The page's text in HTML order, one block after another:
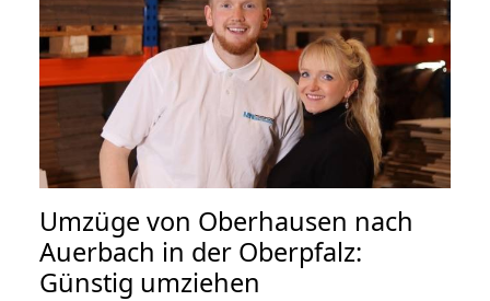
Umzüge von Oberhausen nach
Auerbach in der Oberpfalz:
Günstig umziehen